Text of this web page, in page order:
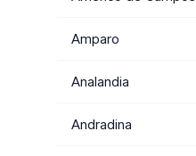
Amparo
Analandia
Andradina